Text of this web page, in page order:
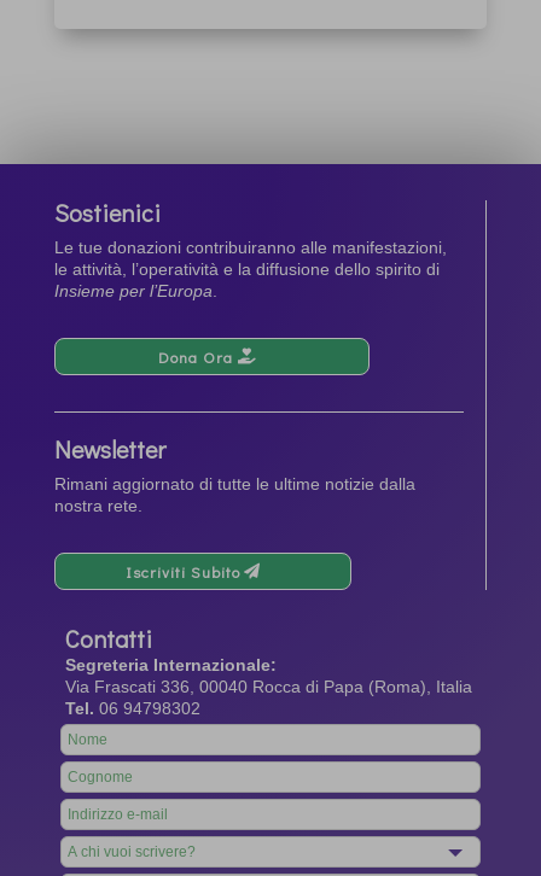
Sostienici
Le tue donazioni contribuiranno alle manifestazioni,
le attività, l’operatività e la diffusione dello spirito di
Insieme per l’Europa.
Dona Ora
Newsletter
Rimani aggiornato di tutte le ultime notizie dalla
nostra rete.
Iscriviti Subito
Contatti
Segreteria Internazionale:
Via Frascati 336, 00040 Rocca di Papa (Roma), Italia
Tel. 06 94798302
Leave
this
field
blank